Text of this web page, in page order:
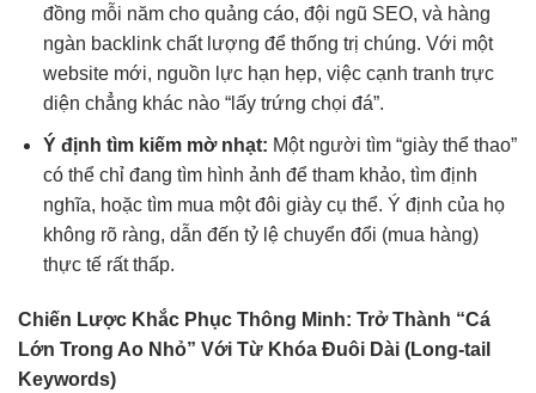
đồng mỗi năm cho quảng cáo, đội ngũ SEO, và hàng
ngàn backlink chất lượng để thống trị chúng. Với một
website mới, nguồn lực hạn hẹp, việc cạnh tranh trực
diện chẳng khác nào “lấy trứng chọi đá”.
Ý định tìm kiếm mờ nhạt: Một người tìm “giày thể thao”
có thể chỉ đang tìm hình ảnh để tham khảo, tìm định
nghĩa, hoặc tìm mua một đôi giày cụ thể. Ý định của họ
không rõ ràng, dẫn đến tỷ lệ chuyển đổi (mua hàng)
thực tế rất thấp.
Chiến Lược Khắc Phục Thông Minh: Trở Thành “Cá
Lớn Trong Ao Nhỏ” Với Từ Khóa Đuôi Dài (Long-tail
Keywords)